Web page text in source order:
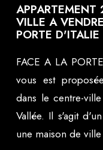
APPARTEMENT
VILLE A
PORTE D'ITALIE
FACE A LA
vous est
dans le centre-
Vallée. Il s'agit
une maison de